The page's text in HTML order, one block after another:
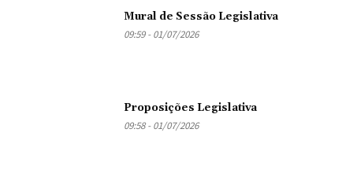
Mural de Sessão Legislativa
09:59 - 01/07/2026
Proposições Legislativa
09:58 - 01/07/2026